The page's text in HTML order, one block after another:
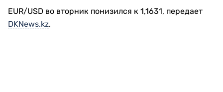
EUR/USD во вторник понизился к 1,1631, передает
DKNews.kz.